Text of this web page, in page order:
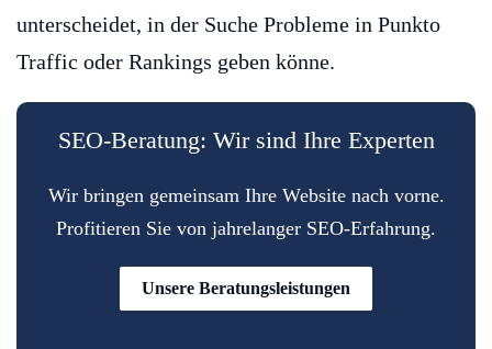
unterscheidet, in der Suche Probleme in Punkto
Traffic oder Rankings geben könne.
SEO-Beratung: Wir sind Ihre Experten
Wir bringen gemeinsam Ihre Website nach vorne.
Profitieren Sie von jahrelanger SEO-Erfahrung.
Unsere Beratungsleistungen